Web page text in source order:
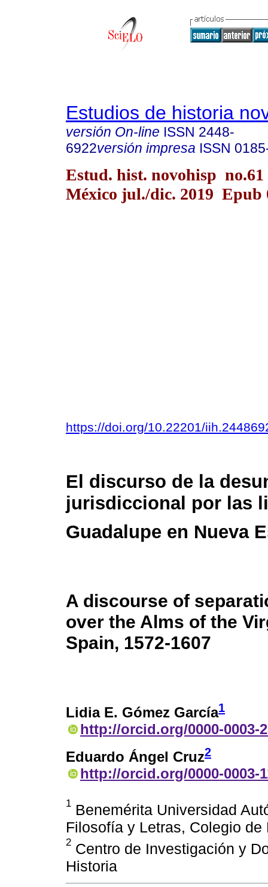
Estudios de historia
versión On-line ISSN 2448-
6922versión impresa ISSN
Estud. hist. novohisp
México jul./dic. 2019 Epub
https://doi.org/10.22201/
El discurso de la
jurisdiccional por las
Guadalupe en Nueva
A discourse of
over the Alms of the
Spain, 1572-1607
Lidia E. Gómez García1
http://orcid.org/0000-0003-
Eduardo Ángel Cruz2
http://orcid.org/0000-0003-
1 Benemérita Universidad
Filosofía y Letras, Colegio
2 Centro de Investigación y
Historia